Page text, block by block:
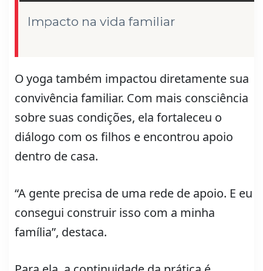
Impacto na vida familiar
O yoga também impactou diretamente sua
convivência familiar. Com mais consciência
sobre suas condições, ela fortaleceu o
diálogo com os filhos e encontrou apoio
dentro de casa.
“A gente precisa de uma rede de apoio. E eu
consegui construir isso com a minha
família”, destaca.